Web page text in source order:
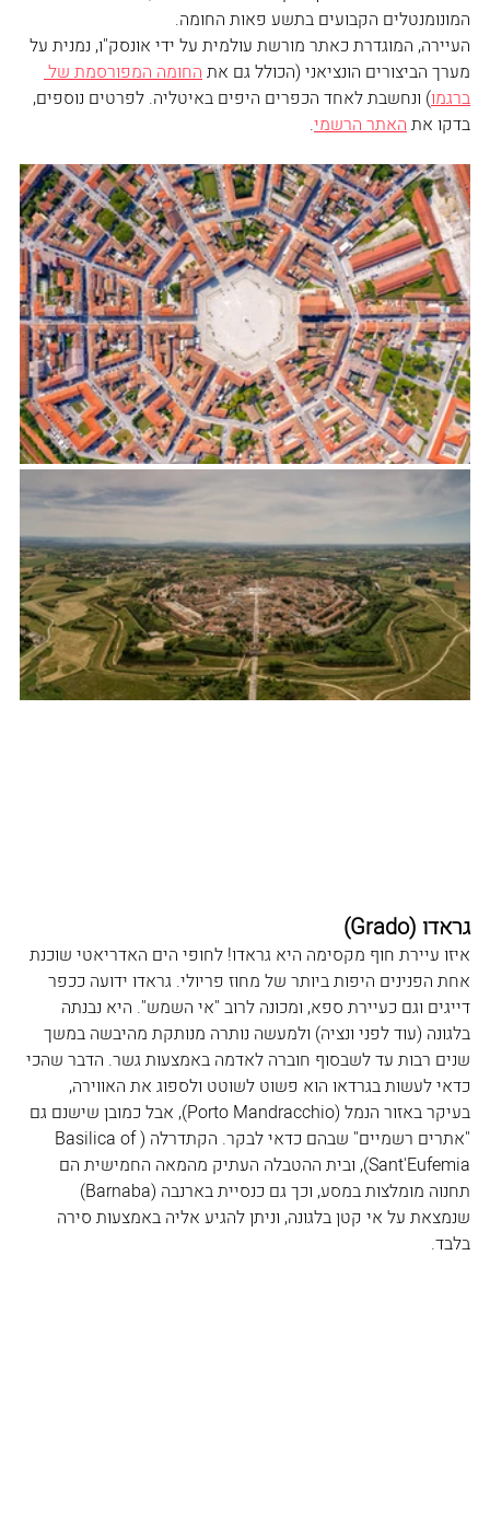
המונומנטלים הקבועים בתשע פאות החומה.
העיירה, המוגדרת כאתר מורשת עולמית על ידי אונסק"ו, נמנית על
מערך הביצורים הונציאני (הכולל גם את החומה המפורסמת של
ברגמו) ונחשבת לאחד הכפרים היפים באיטליה. לפרטים נוספים,
בדקו את האתר הרשמי.
גראדו (Grado )
איזו עיירת חוף מקסימה היא גראדו! לחופי הים האדריאטי שוכנת
אחת הפנינים היפות ביותר של מחוז פריולי. גראדו ידועה ככפר
דייגים וגם כעיירת ספא, ומכונה לרוב "אי השמש". היא נבנתה
בלגונה (עוד לפני ונציה) ולמעשה נותרה מנותקת מהיבשה במשך
שנים רבות עד לשבסוף חוברה לאדמה באמצעות גשר. הדבר שהכי
כדאי לעשות בגרדאו הוא פשוט לשוטט ולספוג את האווירה,
בעיקר באזור הנמל (Porto Mandracchio
), אבל כמובן שישנם גם
"אתרים רשמיים" שבהם כדאי לבקר. הקתדרלה (Basilica of
Sant'Eufemia), ובית ההטבלה העתיק מהמאה החמישית הם
תחנוה מומלצות במסע, וכך גם כנסיית בארנבה (
Barnaba)
שנמצאת על אי קטן בלגונה, וניתן להגיע אליה באמצעות סירה
בלבד.